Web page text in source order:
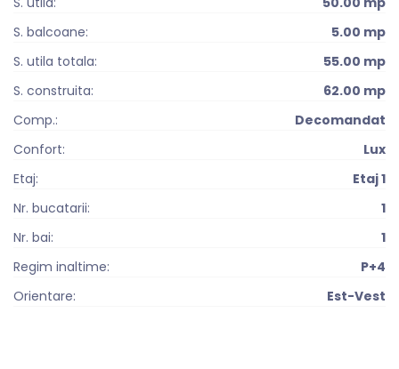
S. balcoane:
5.00 mp
S. utila totala:
55.00 mp
S. construita:
62.00 mp
Comp.:
Decomandat
Confort:
Lux
Etaj:
Etaj 1
Nr. bucatarii:
1
Nr. bai:
1
Regim inaltime:
P+4
Orientare:
Est-Vest